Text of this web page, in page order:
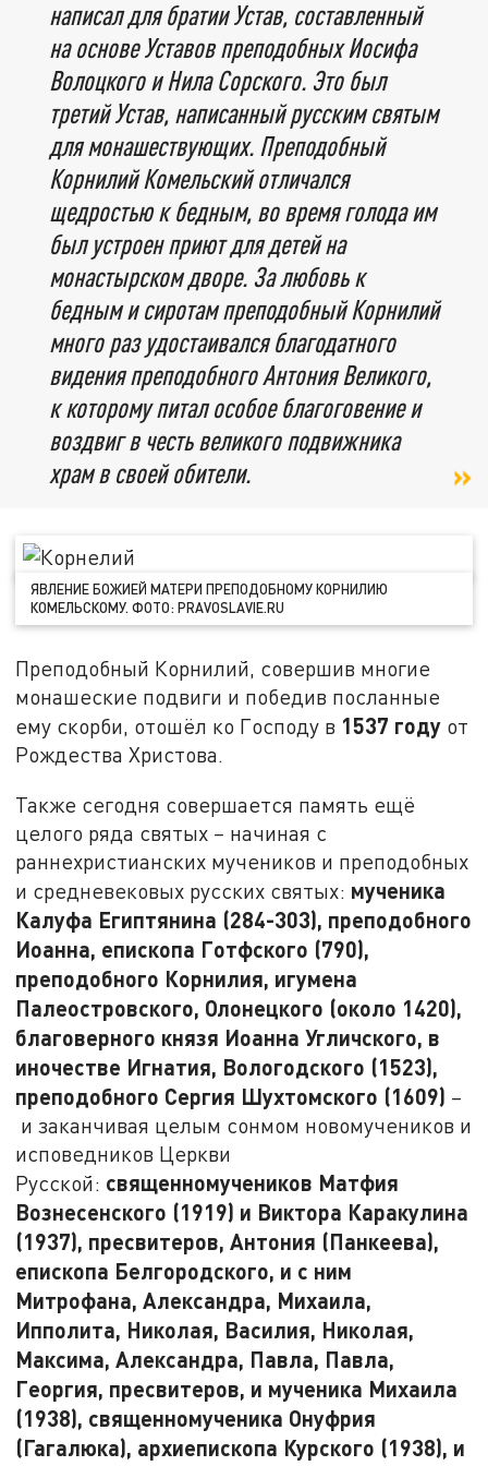
написал для братии Устав, составленный
на основе Уставов преподобных Иосифа
Волоцкого и Нила Сорского. Это был
третий Устав, написанный русским святым
для монашествующих. Преподобный
Корнилий Комельский отличался
щедростью к бедным, во время голода им
был устроен приют для детей на
монастырском дворе. За любовь к
бедным и сиротам преподобный Корнилий
много раз удостаивался благодатного
видения преподобного Антония Великого,
к которому питал особое благоговение и
воздвиг в честь великого подвижника
храм в своей обители.
ЯВЛЕНИЕ БОЖИЕЙ МАТЕРИ ПРЕПОДОБНОМУ КОРНИЛИЮ
КОМЕЛЬСКОМУ. ФОТО: PRAVOSLAVIE.RU
Преподобный Корнилий, совершив многие
монашеские подвиги и победив посланные
ему скорби, отошёл ко Господу в 1537 году от
Рождества Христова.
Также сегодня совершается память ещё
целого ряда святых – начиная с
раннехристианских мучеников и преподобных
и средневековых русских святых: мученика
Калуфа Египтянина (284-303), преподобного
Иоанна, епископа Готфского (790),
преподобного Корнилия, игумена
Палеостровского, Олонецкого (около 1420),
благоверного князя Иоанна Угличского, в
иночестве Игнатия, Вологодского (1523),
преподобного Сергия Шухтомского (1609) –
и заканчивая целым сонмом новомучеников и
исповедников Церкви
Русской: священномучеников Матфия
Вознесенского (1919) и Виктора Каракулина
(1937), пресвитеров, Антония (Панкеева),
епископа Белгородского, и с ним
Митрофана, Александра, Михаила,
Ипполита, Николая, Василия, Николая,
Максима, Александра, Павла, Павла,
Георгия, пресвитеров, и мученика Михаила
(1938), священномученика Онуфрия
(Гагалюка), архиепископа Курского (1938), и